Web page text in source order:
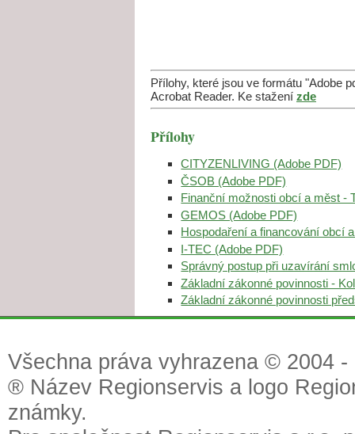
Přílohy, které jsou ve formátu "Adobe
Acrobat Reader. Ke stažení zde
Přílohy
CITYZENLIVING (Adobe PDF)
ČSOB (Adobe PDF)
Finanční možnosti obcí a měst -
GEMOS (Adobe PDF)
Hospodaření a financování obcí
I-TEC (Adobe PDF)
Správný postup při uzavírání
Základní zákonné povinnosti -
Základní zákonné povinnosti
Všechna práva vyhrazena © 2004
® Název Regionservis a logo
známky.